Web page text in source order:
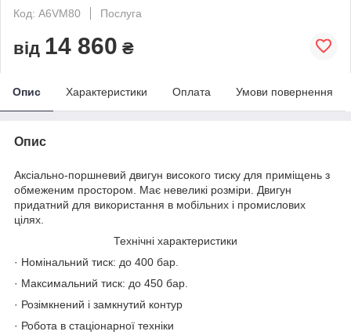
Код: A6VM80 Послуга
від 14 860 ₴
Опис Характеристики Оплата Умови повернення
Опис
Аксіально-поршневий двигун високого тиску для приміщень з
обмеженим простором. Має невеликі розміри. Двигун
придатний для використання в мобільних і промислових
цілях.
Технічні характеристики
· Номінальний тиск: до 400 бар.
· Максимальний тиск: до 450 бар.
· Розімкнений і замкнутий контур
· Робота в стаціонарної техніки